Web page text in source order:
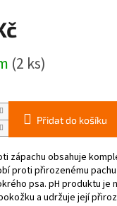
(2 ks)
Přidat do košíku
zápachu obsahuje
proti přirozenému
psa. pH produktu je
a udržuje její